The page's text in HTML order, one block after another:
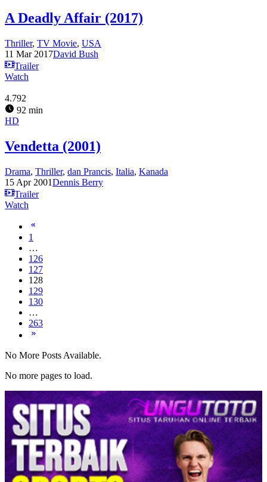
A Deadly Affair (2017)
Thriller, TV Movie, USA
11 Mar 2017David Bush
Trailer
Watch
4.792
92 min
HD
Vendetta (2001)
Drama, Thriller, dan Prancis, Italia, Kanada
15 Apr 2001Dennis Berry
Trailer
Watch
1
…
126
127
128
129
130
…
263
No More Posts Available.
No more pages to load.